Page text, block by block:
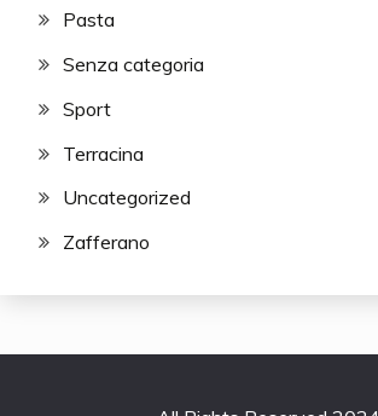
Pasta
Senza categoria
Sport
Terracina
Uncategorized
Zafferano